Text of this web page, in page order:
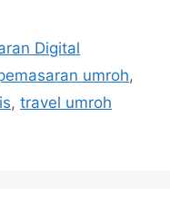
Digital
umroh,
, travel umroh